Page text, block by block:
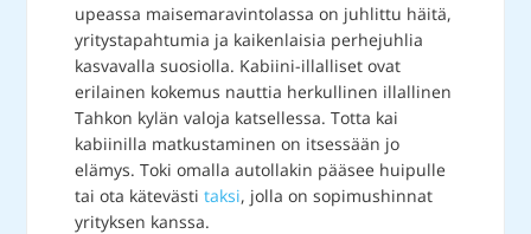
upeassa maisemaravintolassa on juhlittu häitä,
yritystapahtumia ja kaikenlaisia perhejuhlia
kasvavalla suosiolla. Kabiini-illalliset ovat
erilainen kokemus nauttia herkullinen illallinen
Tahkon kylän valoja katsellessa. Totta kai
kabiinilla matkustaminen on itsessään jo
elämys. Toki omalla autollakin pääsee huipulle
tai ota kätevästi taksi, jolla on sopimushinnat
yrityksen kanssa.